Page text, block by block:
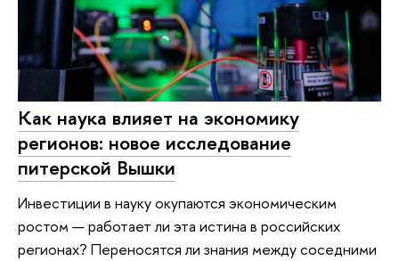
Как наука влияет на экономику
регионов: новое исследование
питерской Вышки
Инвестиции в науку окупаются экономическим
ростом — работает ли эта истина в российских
регионах? Переносятся ли знания между соседними